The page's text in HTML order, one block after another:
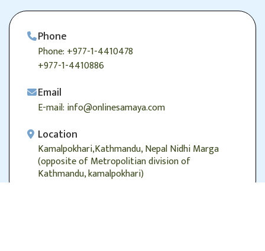
Phone
Phone: +977-1-4410478
+977-1-4410886
Email
E-mail: info@onlinesamaya.com
Location
Kamalpokhari,Kathmandu, Nepal Nidhi Marga
(opposite of Metropolitian division of
Kathmandu, kamalpokhari)